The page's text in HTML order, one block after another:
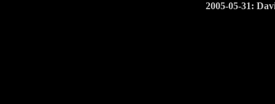
2005-05-31: